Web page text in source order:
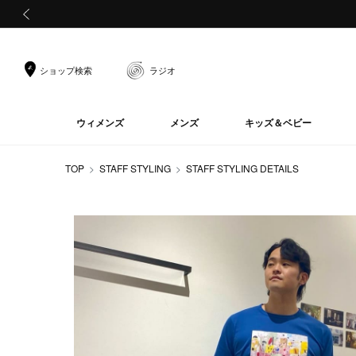
ショップ検索 ラジオ
ウィメンズ メンズ キッズ＆ベビー
TOP STAFF STYLING STAFF STYLING DETAILS